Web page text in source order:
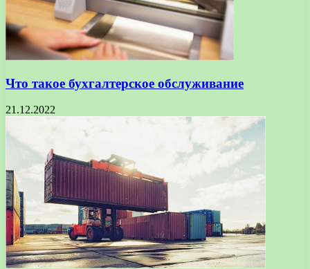
Что такое бухгалтерское обслуживание
21.12.2022